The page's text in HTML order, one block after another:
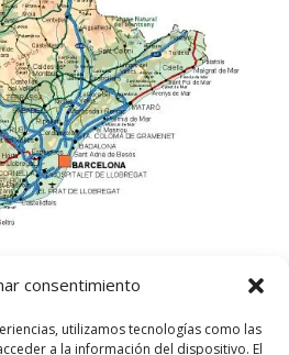
consentimiento
utilizamos tecnologías como las
a la información del dispositivo. El